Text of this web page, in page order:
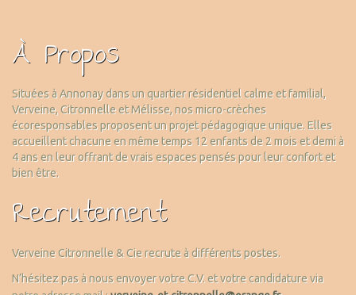
À Propos
Situées à Annonay dans un quartier résidentiel calme et familial,
Verveine, Citronnelle et Mélisse, nos micro-crèches
écoresponsables proposent un projet pédagogique unique. Elles
accueillent chacune en même temps 12 enfants de 2 mois et demi à
4 ans en leur offrant de vrais espaces pensés pour leur confort et
bien être.
Recrutement
Verveine Citronnelle & Cie recrute à différents postes.
N’hésitez pas à nous envoyer votre C.V. et votre candidature via